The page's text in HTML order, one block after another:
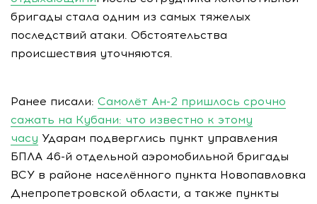
бригады стала одним из самых тяжелых
последствий атаки. Обстоятельства
происшествия уточняются.
Ранее писали: Самолёт Ан-2 пришлось срочно
сажать на Кубани: что известно к этому
часу Ударам подверглись пункт управления
БПЛА 46-й отдельной аэромобильной бригады
ВСУ в районе населённого пункта Новопавловка
Днепропетровской области, а также пункты